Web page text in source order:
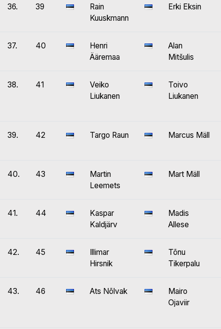
36. 39
Rain
Kuuskmann
Erki Eksin
37. 40
Henri
Ääremaa
Alan
Mitšulis
38. 41
Veiko
Liukanen
Toivo
Liukanen
39. 42 Targo Raun Marcus Mäll
40. 43
Martin
Leemets
Mart Mäll
41. 44
Kaspar
Kaldjärv
Madis
Allese
42. 45
Illimar
Hirsnik
Tõnu
Tikerpalu
43. 46 Ats Nõlvak
Mairo
Ojaviir